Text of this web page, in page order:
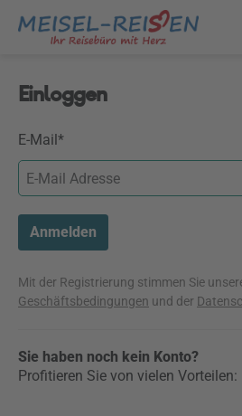
Einloggen
E-Mail*
Anmelden
Mit der Registrierung stimmen Sie
Geschäftsbedingungen und der
Sie haben noch kein Konto?
Profitieren Sie von vielen Vorteilen: